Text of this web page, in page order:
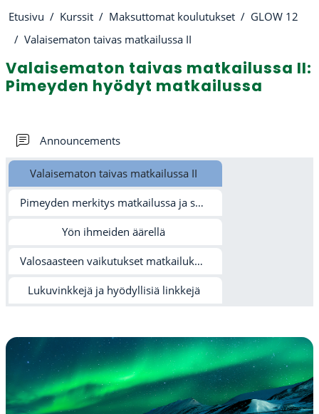
Etusivu Kurssit Maksuttomat koulutukset
GLOW 12
Valaisematon taivas matkailussa II
Valaisematon taivas matkailussa II:
Pimeyden hyödyt matkailussa
Announcements
Valaisematon taivas matkailussa II
Pimeyden merkitys matkailussa ja sen ulkopuolella
Yön ihmeiden äärellä
Valosaasteen vaikutukset matkailukohteisiin ja aktiviteetteihin
Lukuvinkkejä ja hyödyllisiä linkkejä